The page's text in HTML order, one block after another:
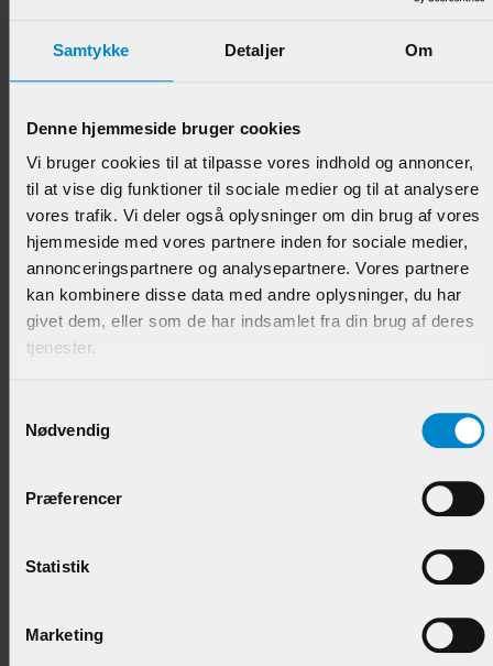
Samtykke Detaljer Om
Denne hjemmeside bruger cookies
Vi bruger cookies til at tilpasse vores indhold og annoncer,
til at vise dig funktioner til sociale medier og til at analysere
vores trafik. Vi deler også oplysninger om din brug af vores
hjemmeside med vores partnere inden for sociale medier,
annonceringspartnere og analysepartnere. Vores partnere
kan kombinere disse data med andre oplysninger, du har
givet dem, eller som de har indsamlet fra din brug af deres
tjenester.
Nødvendig
Præferencer
Statistik
Marketing
Fodpanel "Hoffmann" - 21 x 142 mm Hvidmalet Fyr
List
Varenr.: 902623
194,95 DKK/M
Fodpanel Frederiksberg - 21 x 166 mm Hvidmalet
224,95 DKK/M